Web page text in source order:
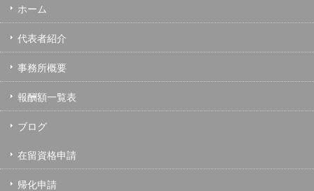
ホーム
代表者紹介
事務所概要
報酬額一覧表
ブログ
在留資格申請
帰化申請